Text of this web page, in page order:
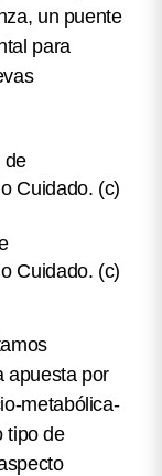
un puente
para
Cuidado. (c)
apuesta por
metabólica-
tipo de